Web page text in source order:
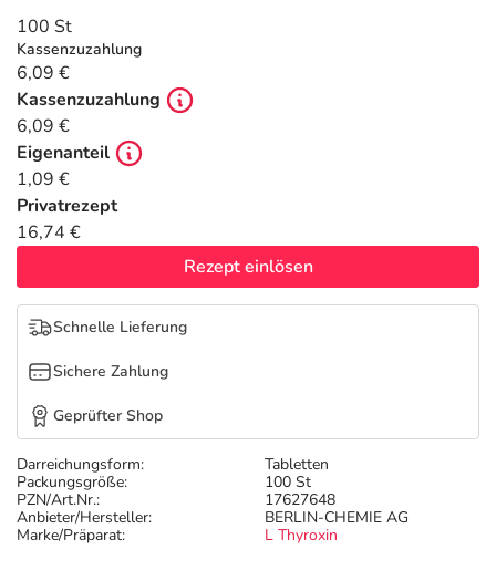
Tierapotheke
Vitamine & Mineralstoffe
Marken
Salus Deals
Darreichungsform:
Tabletten
Packungsgröße:
100 St
PZN/Art.Nr.:
17627648
Anbieter/Hersteller:
BERLIN-CHEMIE AG
Marke/Präparat:
L Thyroxin
100 St
Kassenzuzahlung
6,09 €
Kassenzuzahlung
6,09 €
Eigenanteil
1,09 €
Privatrezept
16,74 €
Rezept einlösen
Schnelle Lieferung
Sichere Zahlung
Geprüfter Shop